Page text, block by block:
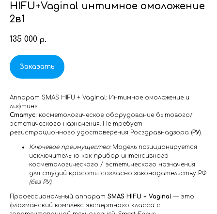
HIFU+Vaginal интимное омоложение
2в1
135 000 р.
Заказать
Аппарат SMAS HIFU + Vaginal: Интимное омоложение и
лифтинг
Статус: косметологическое оборудование бытового/
эстетического назначения. Не требует
регистрационного удостоверения Росздравнадзора (РУ).
Ключевое преимущество:Модель позиционируется
исключительно как прибор интенсивного
косметологического / эстетического назначения
для студий красоты согласно законодательству РФ
(без РУ).
Профессиональный аппарат SMAS HIFU + Vaginal — это
флагманский комплекс экспертного класса с